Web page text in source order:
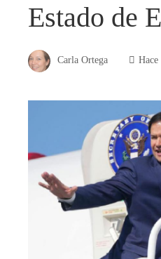
Estado de
Carla Ortega Hace